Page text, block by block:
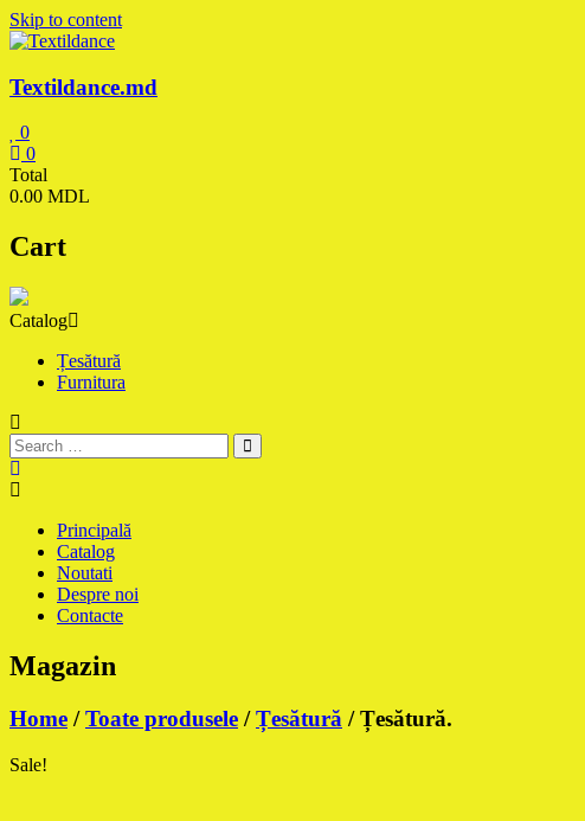
Skip to content
Textildance.md
0
0
Total
0.00 MDL
Cart
Catalog
Țesătură
Furnitura
Principală
Catalog
Noutati
Despre noi
Contacte
Magazin
Home /Toate produsele /Țesătură / Țesătură.
Sale!